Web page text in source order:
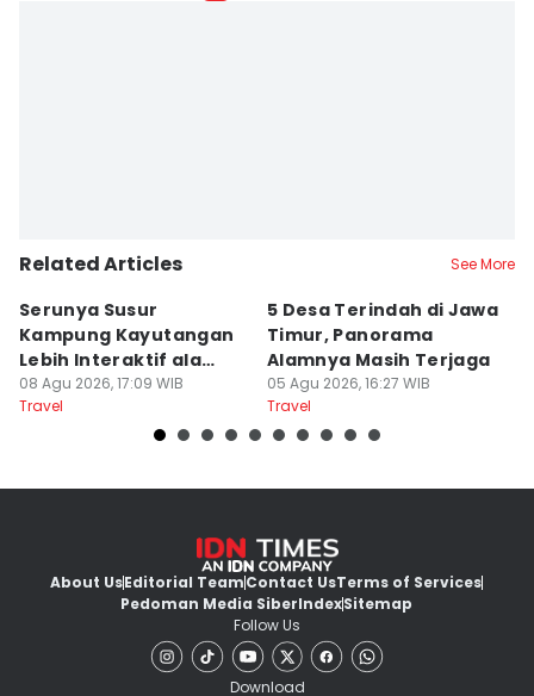
Related Articles See More
Serunya Susur
Kampung Kayutangan
Lebih Interaktif ala
Kelana Race
08 Agu 2026, 17:09 WIB
Travel
5 Desa Terindah di Jawa
Timur, Panorama
Alamnya Masih Terjaga
05 Agu 2026, 16:27 WIB
Travel
About UsEditorial TeamContact UsTerms of Services
Pedoman Media SiberIndexSitemap
Follow Us
Download